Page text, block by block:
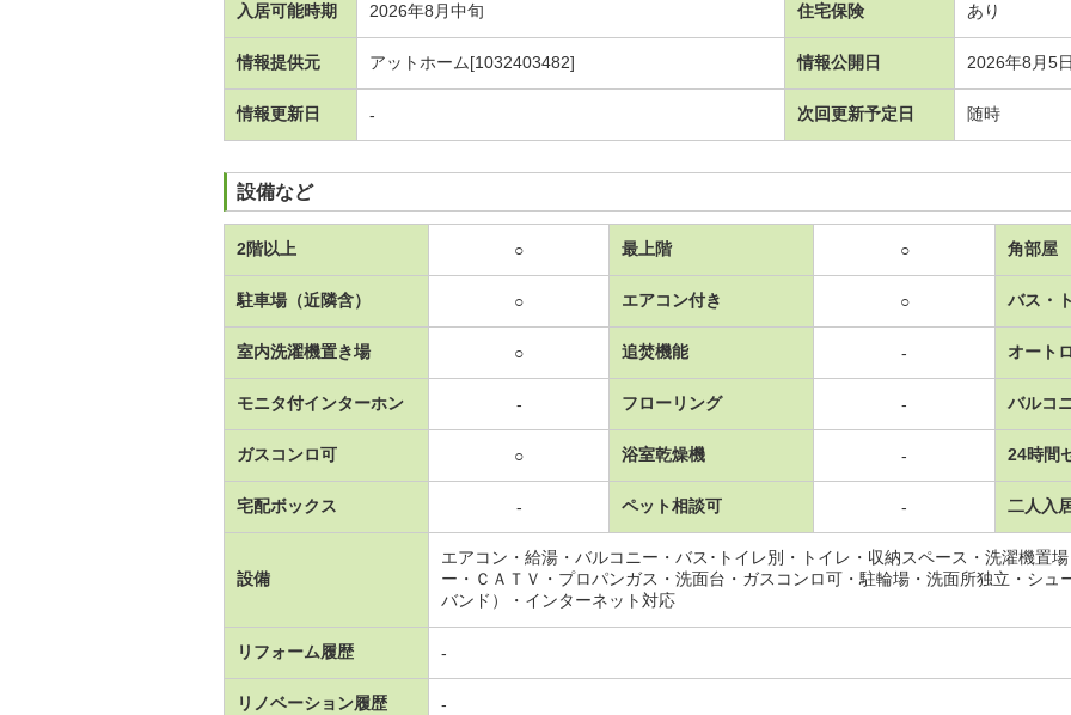
入居可能時期 2026年8月中旬 住宅保険 あり
情報提供元 アットホーム[1032403482] 情報公開日 2026年8月5日
情報更新日 - 次回更新予定日 随時
設備など
2階以上 ○ 最上階 ○ 角部屋
駐車場（近隣含） ○ エアコン付き ○ バス・
室内洗濯機置き場 ○ 追焚機能 - オート
モニタ付インターホン - フローリング - バルコ
ガスコンロ可 ○ 浴室乾燥機 - 24時間
宅配ボックス - ペット相談可 - 二人入
設備
エアコン・給湯・バルコニー・バス･トイレ別・トイレ・収納スペース・洗濯機置
ー・ＣＡＴＶ・プロパンガス・洗面台・ガスコンロ可・駐輪場・洗面所独立・シュ
バンド）・インターネット対応
リフォーム履歴 -
リノベーション履歴 -